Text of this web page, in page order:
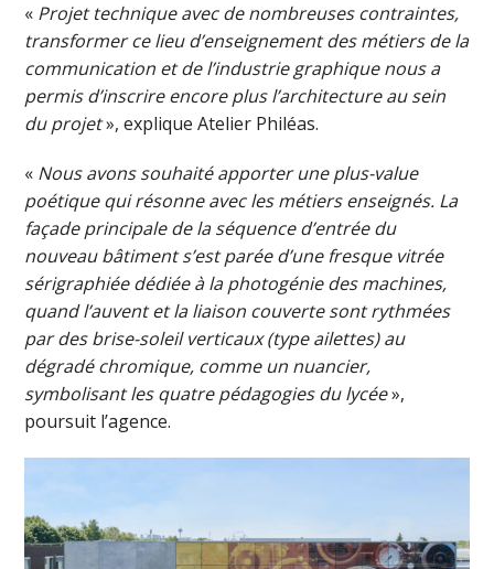
« Projet technique avec de nombreuses contraintes,
transformer ce lieu d’enseignement des métiers de la
communication et de l’industrie graphique nous a
permis d’inscrire encore plus l’architecture au sein
du projet», explique Atelier Philéas.
« Nous avons souhaité apporter une plus-value
poétique qui résonne avec les métiers enseignés. La
façade principale de la séquence d’entrée du
nouveau bâtiment s’est parée d’une fresque vitrée
sérigraphiée dédiée à la photogénie des machines,
quand l’auvent et la liaison couverte sont rythmées
par des brise-soleil verticaux (type ailettes) au
dégradé chromique, comme un nuancier,
symbolisant les quatre pédagogies du lycée»,
poursuit l’agence.